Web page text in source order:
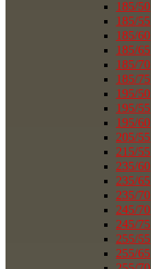
185/50
185/55
185/60
185/65
185/70
185/75
195/50
195/55
195/60
205/55
215/55
235/60
235/65
235/70
245/70
245/75
255/55
255/65